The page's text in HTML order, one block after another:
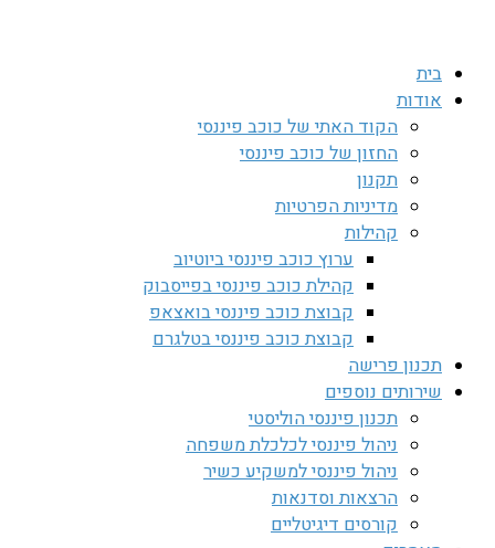
בית
אודות
הקוד האתי של כוכב פיננסי
החזון של כוכב פיננסי
תקנון
מדיניות הפרטיות
קהילות
ערוץ כוכב פיננסי ביוטיוב
קהילת כוכב פיננסי בפייסבוק
קבוצת כוכב פיננסי בואצאפ
קבוצת כוכב פיננסי בטלגרם
תכנון פרישה
שירותים נוספים
תכנון פיננסי הוליסטי
ניהול פיננסי לכלכלת משפחה
ניהול פיננסי למשקיע כשיר
הרצאות וסדנאות
קורסים דיגיטליים